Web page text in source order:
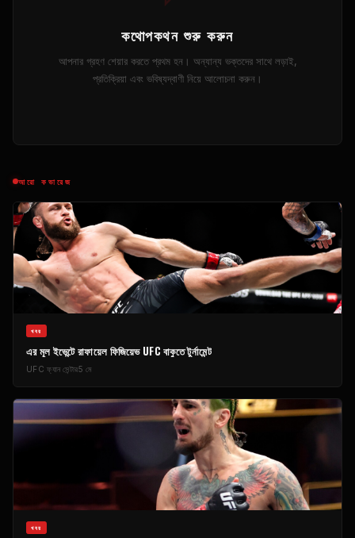
কথোপকথন শুরু করুন
আপনার গ্রহণ শেয়ার করতে প্রথম হন। অন্যান্য ভক্তদের সাথে লড়াই,
প্রতিক্রিয়া এবং ভবিষ্যদ্বাণী নিয়ে আলোচনা করুন।
আরো কভারেজ
খবর
এর মূল ইভেন্টে রাফায়েল ফিজিয়েভ UFC বাকুতে টুর্নামেন্ট
UFC ফ্যান সেন্টার5 মে
খবর